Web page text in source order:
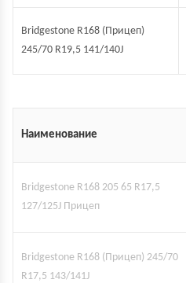
Bridgestone R168 (Прицеп)
245/70 R19,5 141/140J
Наименование
Bridgestone R168 205 65 R17,5
127/125J Прицеп
Bridgestone R168 (Прицеп) 245/70
R17,5 143/141J